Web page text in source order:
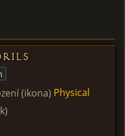
Physical